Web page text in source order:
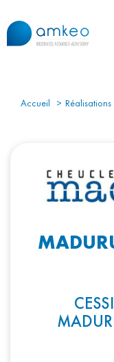
Accueil Réalisations